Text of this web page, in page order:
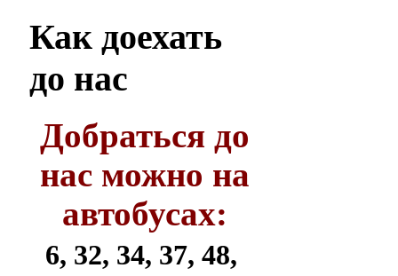
Как доехать
до нас
Добраться до
нас можно на
автобусах:
6, 32, 34, 37, 48,